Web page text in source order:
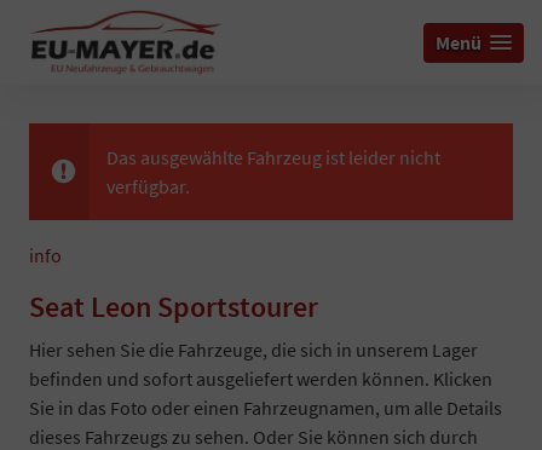
Menü
Das ausgewählte Fahrzeug ist leider nicht
verfügbar.
info
Seat Leon Sportstourer
Hier sehen Sie die Fahrzeuge, die sich in unserem Lager
befinden und sofort ausgeliefert werden können. Klicken
Sie in das Foto oder einen Fahrzeugnamen, um alle Details
dieses Fahrzeugs zu sehen. Oder Sie können sich durch